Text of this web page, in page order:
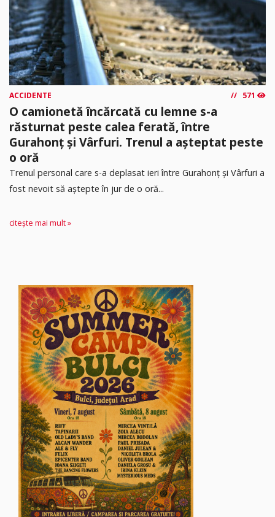
ACCIDENTE 571
O camionetă încărcată cu lemne s-a
răsturnat peste calea ferată, între
Gurahonț și Vârfuri. Trenul a așteptat peste
o oră
Trenul personal care s-a deplasat ieri între Gurahonț și Vârfuri a
fost nevoit să aștepte în jur de o oră...
citește mai mult »